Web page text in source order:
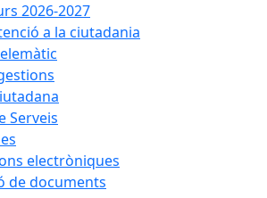
2026-2027
a la ciutadania
Serveis
electròniques
de documents